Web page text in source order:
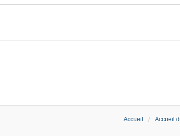
Accueil Accueil